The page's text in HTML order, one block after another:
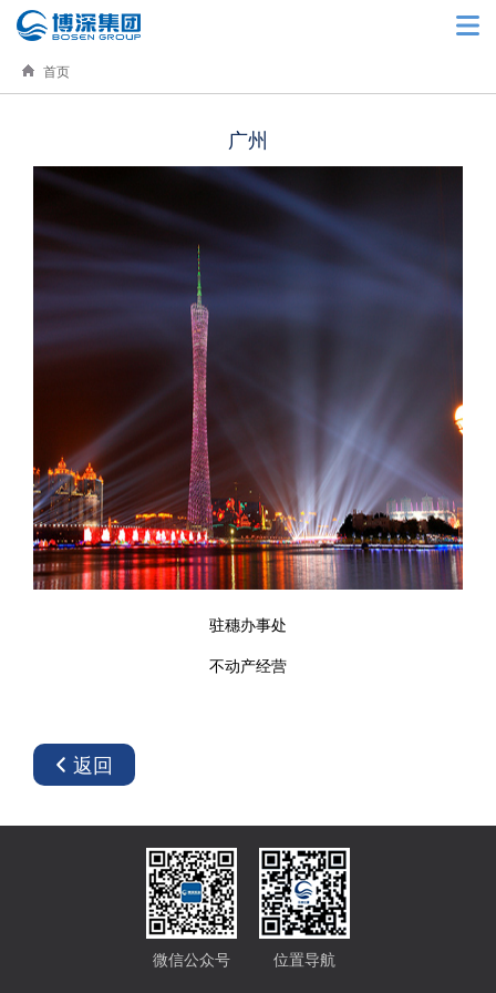
首页
广州
驻穗办事处
不动产经营
返回
微信公众号 位置导航